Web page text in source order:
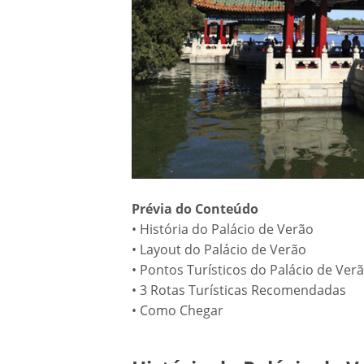
Prévia do Conteúdo
• História do Palácio de Verão
• Layout do Palácio de Verão
• Pontos Turísticos do Palácio de
• 3 Rotas Turísticas Recomendadas
• Como Chegar